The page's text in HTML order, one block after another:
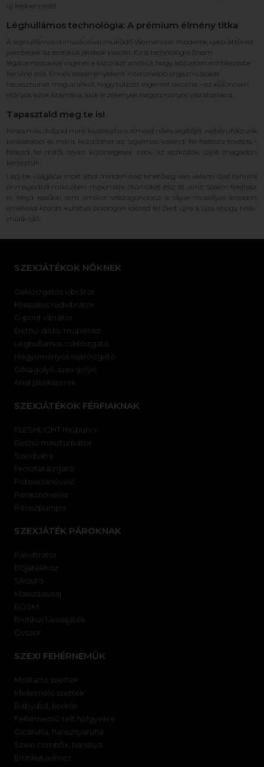
új kedvencedet.
Léghullámos technológia: A prémium élmény titka
A léghullámos stimulációval működő Womanizer modellek igazi áttörést
jelentenek az erotikus játékok piacán. Ez a technológia finom
légáramlatokkal ingereli a klitoriszt anélkül, hogy közvetlen érintkezésbe
kerülne vele. Ennek eredményeként intenzívebb orgazmusokat
tapasztalhat meg anélkül, hogy túlzott ingerlést okozna – ez különösen
előnyös azok számára, akik érzékenyek hagyományos vibrátorokra.
Tapasztald meg te is!
Nincs más dolgod mint kiválasztani álmaid nőies segítőjét webáruházunk
kínálatából és máris kezdődhet az izgalmas kaland! Ne habozz tovább -
fedezd fel mitől olyan különlegesek ezek az eszközök saját magadon
keresztül!
Lépj be világába most ahol minden nap lehetőség van valami újat tanulni
önmagadról miközben maximális örömöket élsz át amit sosem felejtesz
el. Majd később sem amikor visszagondolsz a rájuk mosollyal arcodon
emlékeid között kutatva boldogan idézed fel őket újra s újra ahogy telik-
múlik idő...
SZEXJÁTÉKOK NŐKNEK
Csiklóizgatós vibrátor
Klasszikus rúdvibrátor
G-pont vibrátor
Élethű dildó, műpénisz
Léghullámos csiklóizgató
Hagyományos csiklóizgató
Gésagolyó, szexgolyó
Anál játékszerek
SZEXJÁTÉKOK FÉRFIAKNAK
FLESHLIGHT műpunci
Élethű maszturbátor
Szexbaba
Prosztataizgató
Potencianövelő
Pénisznövelés
Péniszpumpa
SZEXJÁTÉK PÁROKNAK
Párvibrátor
Előjátékhoz
Síkosító
Masszázsolaj
BDSM
Erotikus társasjáték
Óvszer
SZEXI FEHÉRNEMŰK
Melltartó szettek
Mellemelő szettek
Babydoll, köntös
Fehérnemű telt hölgyekre
Cicaruha, harisznyaruha
Szexi combfix, harisnya
Erotikus jelmez